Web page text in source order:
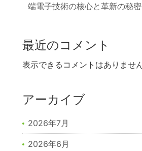
端電子技術の核心と革新の秘密
最近のコメント
表示できるコメントはありません
アーカイブ
2026年7月
2026年6月